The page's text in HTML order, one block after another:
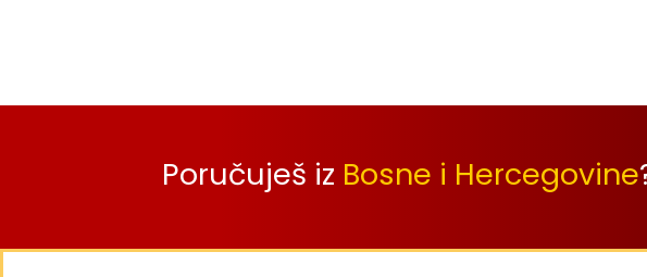
Poručuješ iz Bosne i Hercegovine